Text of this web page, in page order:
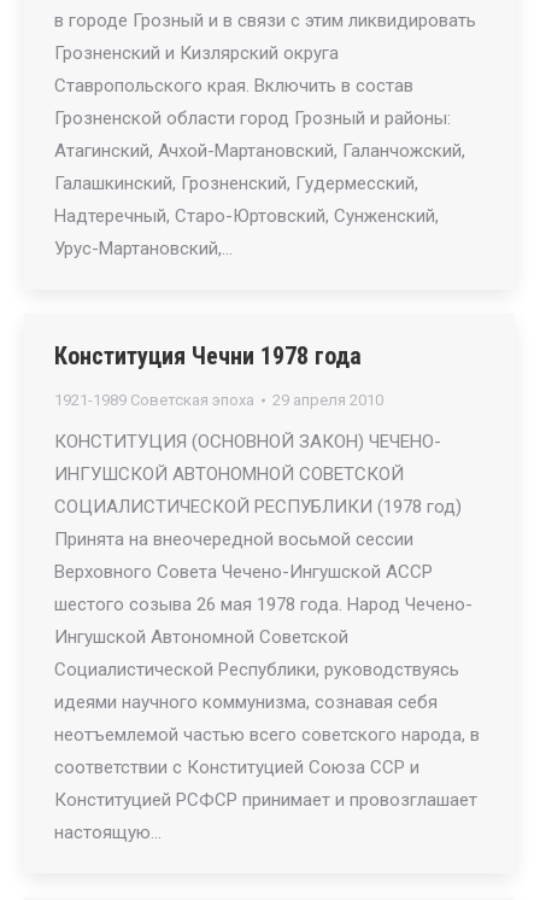
в городе Грозный и в связи с этим ликвидировать
Грозненский и Кизлярский округа
Ставропольского края. Включить в состав
Грозненской области город Грозный и районы:
Атагинский, Ачхой-Мартановский, Галанчожский,
Галашкинский, Грозненский, Гудермесский,
Надтеречный, Старо-Юртовский, Сунженский,
Урус-Мартановский,…
Конституция Чечни 1978 года
1921-1989 Советская эпоха 29 апреля 2010
КОНСТИТУЦИЯ (ОСНОВНОЙ ЗАКОН) ЧЕЧЕНО-
ИНГУШСКОЙ АВТОНОМНОЙ СОВЕТСКОЙ
СОЦИАЛИСТИЧЕСКОЙ РЕСПУБЛИКИ (1978 год)
Принята на внеочередной восьмой сессии
Верховного Совета Чечено-Ингушской АССР
шестого созыва 26 мая 1978 года. Народ Чечено-
Ингушской Автономной Советской
Социалистической Республики, руководствуясь
идеями научного коммунизма, сознавая себя
неотъемлемой частью всего советского народа, в
соответствии с Конституцией Союза ССР и
Конституцией РСФСР принимает и провозглашает
настоящую…